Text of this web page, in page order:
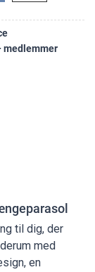
medlemmer
til dig, der
med
en